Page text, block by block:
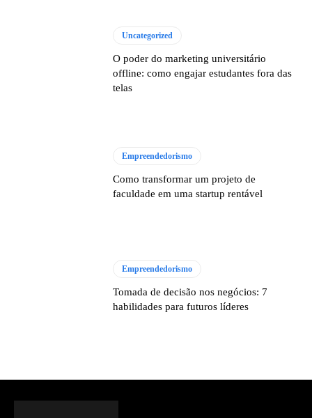
Uncategorized
O poder do marketing universitário
offline: como engajar estudantes fora das
telas
Empreendedorismo
Como transformar um projeto de
faculdade em uma startup rentável
Empreendedorismo
Tomada de decisão nos negócios: 7
habilidades para futuros líderes